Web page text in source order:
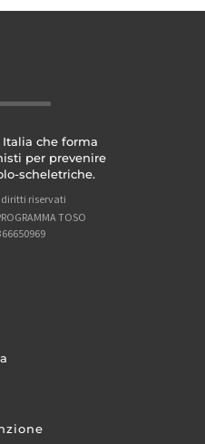
che forma
per prevenire
scheletriche.
riservati
TOSO